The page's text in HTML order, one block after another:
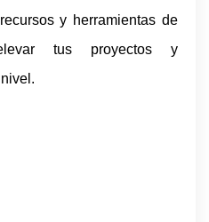
y herramientas de
tus proyectos y